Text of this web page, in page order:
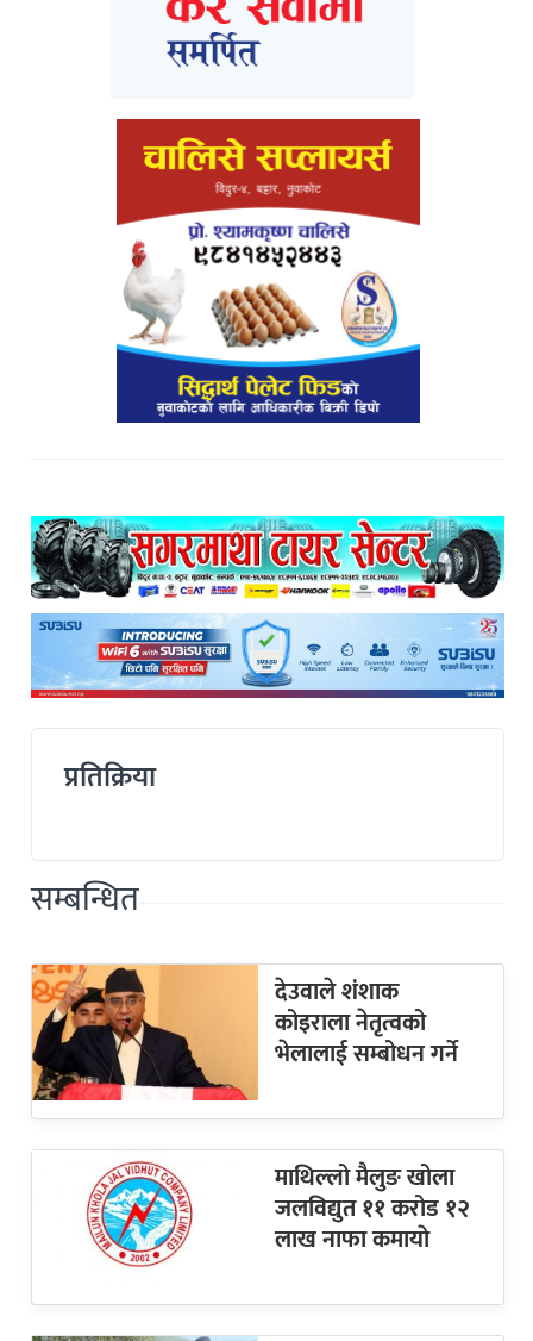
प्रतिक्रिया
सम्बन्धित
देउवाले शंशाक
कोइराला नेतृत्वको
भेलालाई सम्बोधन गर्ने
माथिल्लो मैलुङ खोला
जलविद्युत ११ करोड १२
लाख नाफा कमायाे